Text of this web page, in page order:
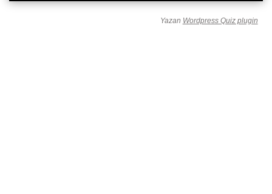
Yazan Wordpress Quiz plugin